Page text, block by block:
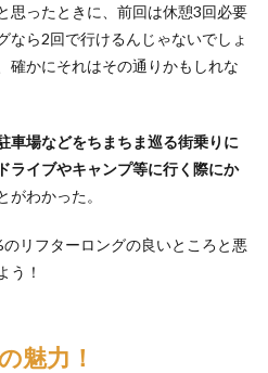
思ったときに、前回は休憩3回必要
なら2回で行けるんじゃないでしょ
確かにそれはその通りかもしれな
車場などをちまちま巡る街乗りに
ライブやキャンプ等に行く際にか
がわかった。
リフターロングの良いところと悪
う！
魅力！